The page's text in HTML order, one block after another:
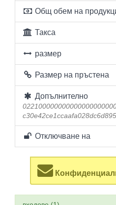
Общ обем на
Такса
размер
Размер на пръстена
Допълнително
Отключване на